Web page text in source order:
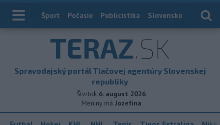
Index
Šport Počasie Publicistika Slovensko
TERAZ.SK
Spravodajský portál Tlačovej agentúry Slovenskej
republiky
Štvrtok 6. august 2026
Meniny má Jozefína